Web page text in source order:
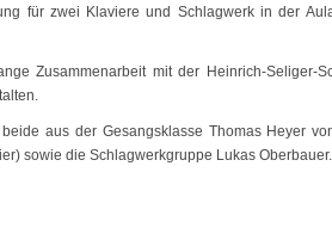
für zwei Klaviere und Schlagwerk in der
Zusammenarbeit mit der Heinrich-Seliger-
aus der Gesangsklasse Thomas Heyer
sowie die Schlagwerkgruppe Lukas Oberbauer.